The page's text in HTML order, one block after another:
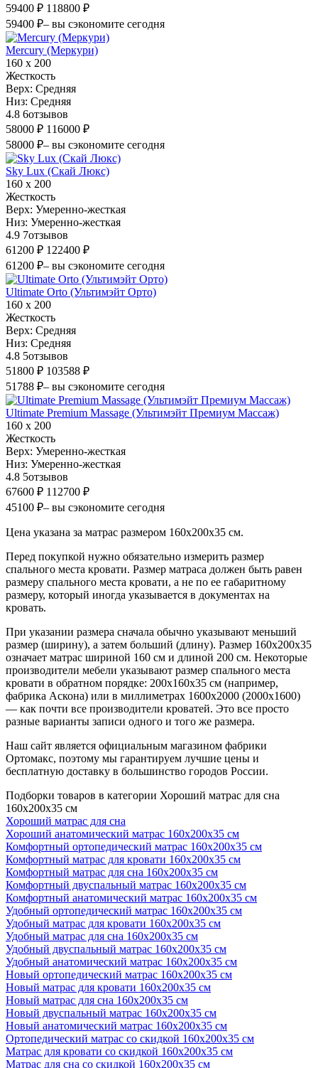
59400 ₽ 118800 ₽
59400 ₽– вы сэкономите сегодня
Mercury (Меркури)
160 х 200
Жесткость
Верх: Средняя
Низ: Средняя
4.8 6отзывов
58000 ₽ 116000 ₽
58000 ₽– вы сэкономите сегодня
Sky Lux (Скай Люкс)
160 х 200
Жесткость
Верх: Умеренно-жесткая
Низ: Умеренно-жесткая
4.9 7отзывов
61200 ₽ 122400 ₽
61200 ₽– вы сэкономите сегодня
Ultimate Orto (Ультимэйт Орто)
160 х 200
Жесткость
Верх: Средняя
Низ: Средняя
4.8 5отзывов
51800 ₽ 103588 ₽
51788 ₽– вы сэкономите сегодня
Ultimate Premium Massage (Ультимэйт Премиум Массаж)
160 х 200
Жесткость
Верх: Умеренно-жесткая
Низ: Умеренно-жесткая
4.8 5отзывов
67600 ₽ 112700 ₽
45100 ₽– вы сэкономите сегодня
Цена указана за матрас размером 160х200х35 см.
Перед покупкой нужно обязательно измерить размер
спального места кровати. Размер матраса должен быть равен
размеру спального места кровати, а не по ее габаритному
размеру, который иногда указывается в документах на
кровать.
При указании размера сначала обычно указывают меньший
размер (ширину), а затем больший (длину). Размер 160х200х35
означает матрас шириной 160 см и длиной 200 см. Некоторые
производители мебели указывают размер спального места
кровати в обратном порядке: 200х160х35 см (например,
фабрика Аскона) или в миллиметрах 1600х2000 (2000х1600)
— как почти все производители кроватей. Это все просто
разные варианты записи одного и того же размера.
Наш сайт является официальным магазином фабрики
Ортомакс, поэтому мы гарантируем лучшие цены и
бесплатную доставку в большинство городов России.
Подборки товаров в категории Хороший матрас для сна
160х200х35 см
Хороший матрас для сна
Хороший анатомический матрас 160х200х35 см
Комфортный ортопедический матрас 160х200х35 см
Комфортный матрас для кровати 160х200х35 см
Комфортный матрас для сна 160х200х35 см
Комфортный двуспальный матрас 160х200х35 см
Комфортный анатомический матрас 160х200х35 см
Удобный ортопедический матрас 160х200х35 см
Удобный матрас для кровати 160х200х35 см
Удобный матрас для сна 160х200х35 см
Удобный двуспальный матрас 160х200х35 см
Удобный анатомический матрас 160х200х35 см
Новый ортопедический матрас 160х200х35 см
Новый матрас для кровати 160х200х35 см
Новый матрас для сна 160х200х35 см
Новый двуспальный матрас 160х200х35 см
Новый анатомический матрас 160х200х35 см
Ортопедический матрас со скидкой 160х200х35 см
Матрас для кровати со скидкой 160х200х35 см
Матрас для сна со скидкой 160х200х35 см